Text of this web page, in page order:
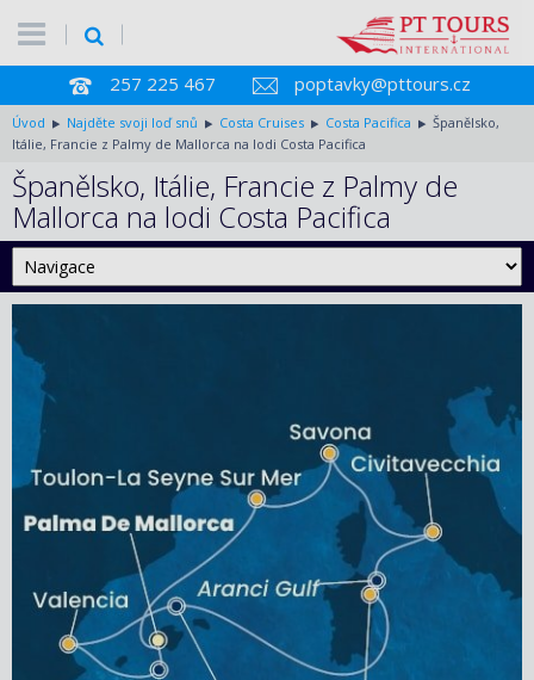
257 225 467 poptavky@pttours.cz
Úvod Najděte svoji loď snů Costa Cruises Costa Pacifica
Španělsko,
Itálie, Francie z Palmy de Mallorca na lodi Costa Pacifica
Španělsko, Itálie, Francie z Palmy de
Mallorca na lodi Costa Pacifica